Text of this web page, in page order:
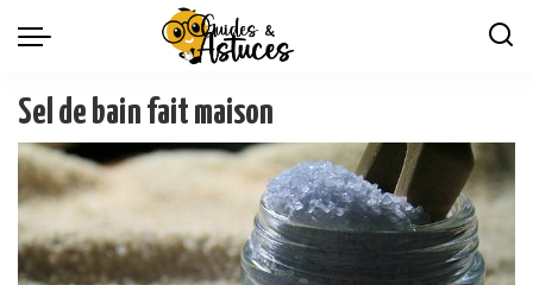
Sel de bain fait maison